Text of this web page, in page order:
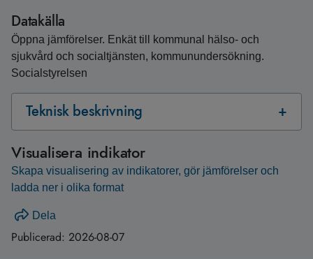
Datakälla
Öppna jämförelser. Enkät till kommunal hälso- och
sjukvård och socialtjänsten, kommunundersökning.
Socialstyrelsen
Teknisk beskrivning
Visualisera indikator
Skapa visualisering av indikatorer, gör jämförelser och
ladda ner i olika format
Dela
Publicerad: 2026-08-07